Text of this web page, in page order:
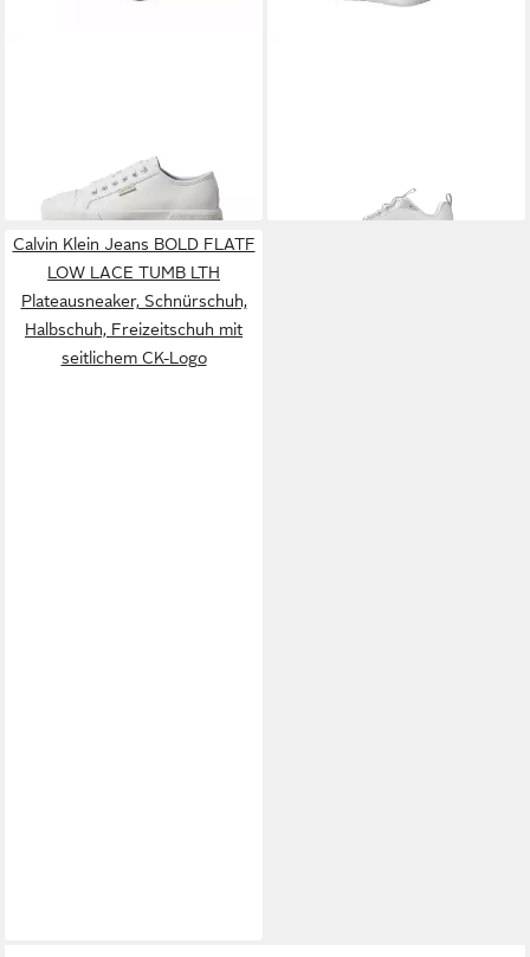
Logoschriftzug
Calvin Klein Jeans BOLD FLATF
LOW LACE TUMB LTH
Plateausneaker, Schnürschuh,
Halbschuh, Freizeitschuh mit
seitlichem CK-Logo